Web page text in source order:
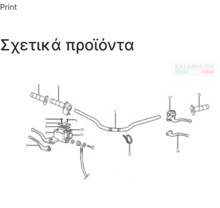
Print
Σχετικά προϊόντα